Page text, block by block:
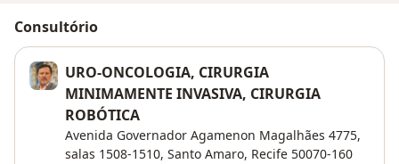
Consultório
URO-ONCOLOGIA, CIRURGIA
MINIMAMENTE INVASIVA, CIRURGIA
ROBÓTICA
Avenida Governador Agamenon Magalhães 4775,
salas 1508-1510, Santo Amaro, Recife 50070-160